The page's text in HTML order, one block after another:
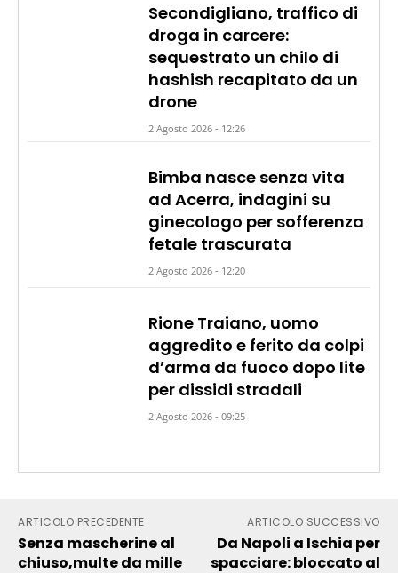
Secondigliano, traffico di
droga in carcere:
sequestrato un chilo di
hashish recapitato da un
drone
2 Agosto 2026 - 12:26
Bimba nasce senza vita
ad Acerra, indagini su
ginecologo per sofferenza
fetale trascurata
2 Agosto 2026 - 12:20
Rione Traiano, uomo
aggredito e ferito da colpi
d’arma da fuoco dopo lite
per dissidi stradali
2 Agosto 2026 - 09:25
ARTICOLO PRECEDENTE
Senza mascherine al
chiuso,multe da mille
ARTICOLO SUCCESSIVO
Da Napoli a Ischia per
spacciare: bloccato al